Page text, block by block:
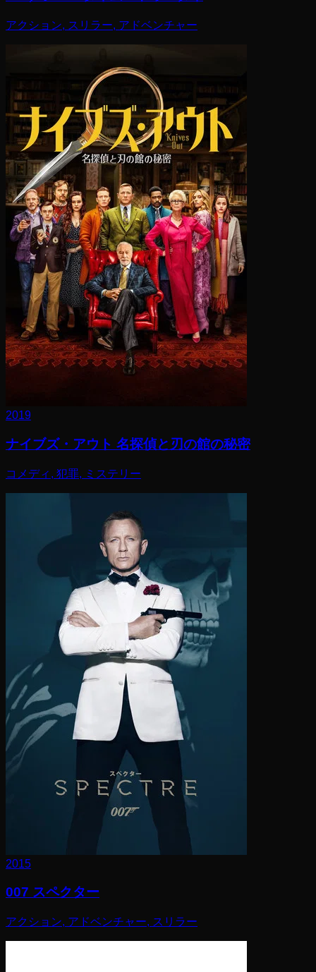
アクション, スリラー, アドベンチャー
2019
ナイブズ・アウト 名探偵と刃の館の秘密
コメディ, 犯罪, ミステリー
2015
007 スペクター
アクション, アドベンチャー, スリラー